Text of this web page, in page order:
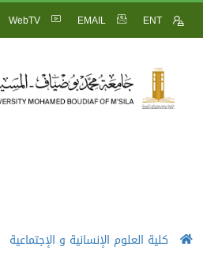
ENT
EMAIL
WebTV
كلية العلوم الإنسانية و الإجتماعية